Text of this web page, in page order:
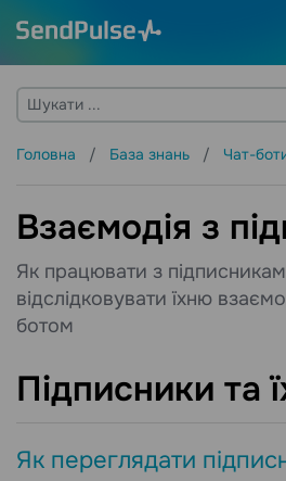
Головна База знань Чат-
Взаємодія з
Як працювати з
відслідковувати їхню
ботом
Підписники та
Як переглядати